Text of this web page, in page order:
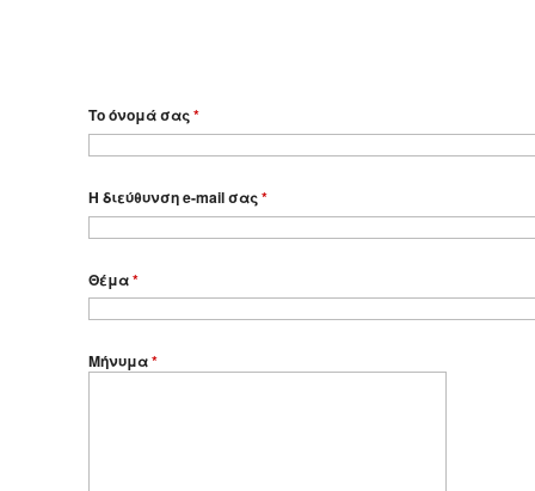
Το όνομά σας*
Η διεύθυνση e-mail σας*
Θέμα*
Μήνυμα*